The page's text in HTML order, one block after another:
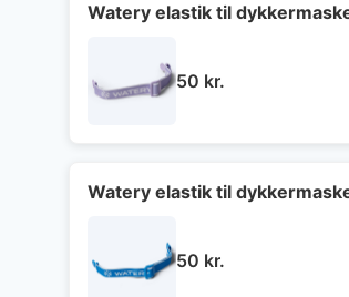
Watery elastik til
50 kr.
Watery elastik til
50 kr.